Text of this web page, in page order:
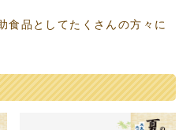
食品としてたくさんの方々に